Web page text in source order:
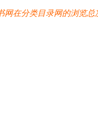
在分类目录网的浏览总